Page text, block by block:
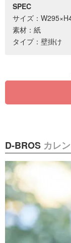
SPEC
サイズ：
素材：紙
タイプ：壁掛け
D-BROS カレ